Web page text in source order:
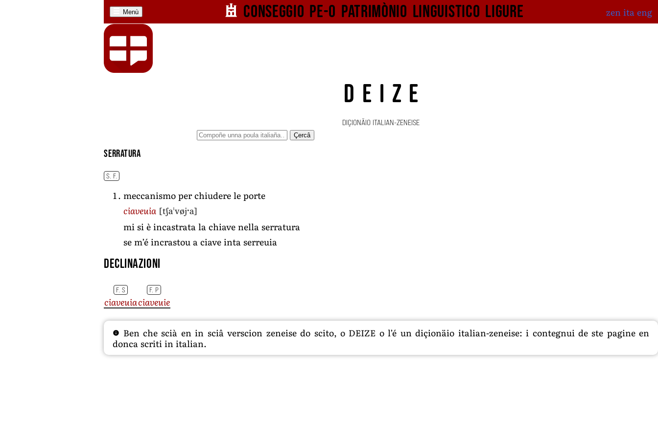
Menù Conseggio pe-o patrimònio linguistico ligure zen ita eng
DEIZE
DIÇIONÄIO ITALIAN-ZENEISE
Çercâ
serratura
S. F.
meccanismo per chiudere le porte
ciaveuia [tʃaˈvøjˑa]
mi si è incastrata la chiave nella serratura
se m’é incrastou a ciave inta serreuia
Declinazioni
F. S F. P
ciaveuiaciaveuie
Ben che scià en in sciâ verscion zeneise do scito, o DEIZE o l’é un diçionäio italian-zeneise: i contegnui de ste pagine en
donca scriti in italian.